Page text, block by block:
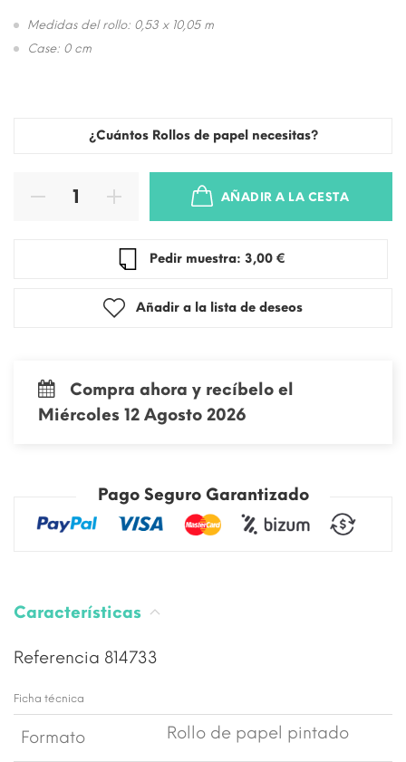
Medidas del rollo: 0,53 x 10,05 m
Case: 0 cm
¿Cuántos Rollos de papel necesitas?
AÑADIR A LA CESTA
Pedir muestra: 3,00 €
Añadir a la lista de deseos
Compra ahora y recíbelo el
Miércoles 12 Agosto 2026
Pago Seguro Garantizado
Características
Referencia 814733
Ficha técnica
Formato Rollo de papel pintado